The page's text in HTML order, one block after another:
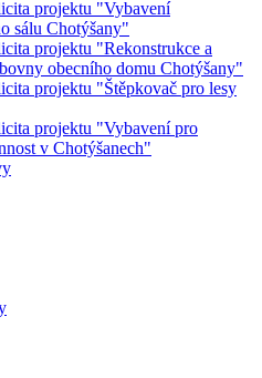
projektu "Vybavení
sálu Chotýšany"
projektu "Rekonstrukce a
obecního domu Chotýšany"
projektu "Štěpkovač pro lesy
projektu "Vybavení pro
v Chotýšanech"